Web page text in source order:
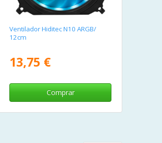
Ventilador Hiditec N10 ARGB/
12cm
13,75 €
Comprar